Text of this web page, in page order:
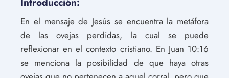
En el mensaje de Jesús se encuentra la metáfora
de las ovejas perdidas, la cual se puede
reflexionar en el contexto cristiano. En Juan 10:16
se menciona la posibilidad de que haya otras